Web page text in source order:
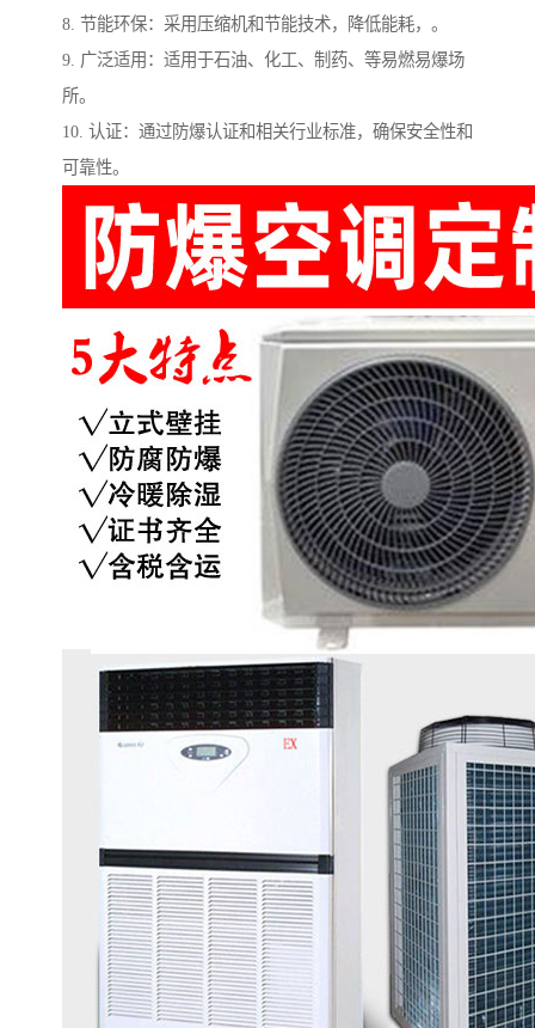
8. 节能环保：采用压缩机和节能技术，降低能耗，。
9. 广泛适用：适用于石油、化工、制药、等易燃易爆场
所。
10. 认证：通过防爆认证和相关行业标准，确保安全性和
可靠性。